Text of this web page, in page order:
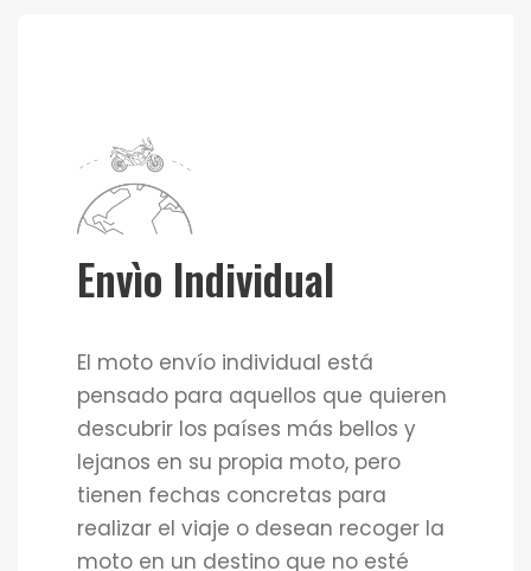
Envìo Individual
El moto envío individual está
pensado para aquellos que quieren
descubrir los países más bellos y
lejanos en su propia moto, pero
tienen fechas concretas para
realizar el viaje o desean recoger la
moto en un destino que no esté